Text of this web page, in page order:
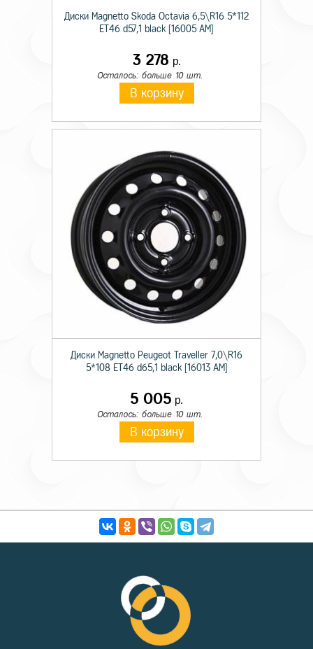
Диски Magnetto Skoda Octavia 6,5\R16 5*112
ET46 d57,1 black [16005 AM]
3 278 р.
Осталось: больше 10 шт.
В корзину
Диски Magnetto Peugeot Traveller 7,0\R16
5*108 ET46 d65,1 black [16013 AM]
5 005 р.
Осталось: больше 10 шт.
В корзину